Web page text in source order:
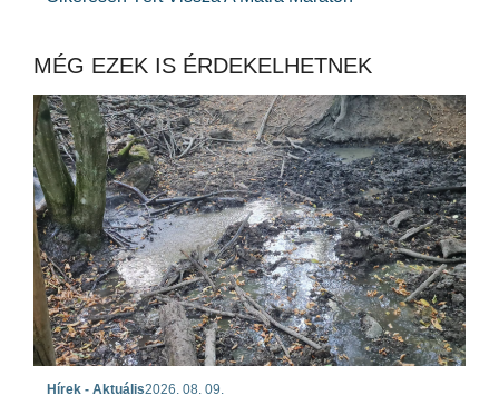
MÉG EZEK IS ÉRDEKELHETNEK
Hírek - Aktuális2026. 08. 09.